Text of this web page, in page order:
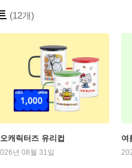
(12개)
캐릭터즈 유리컵
년 08월 31일
여